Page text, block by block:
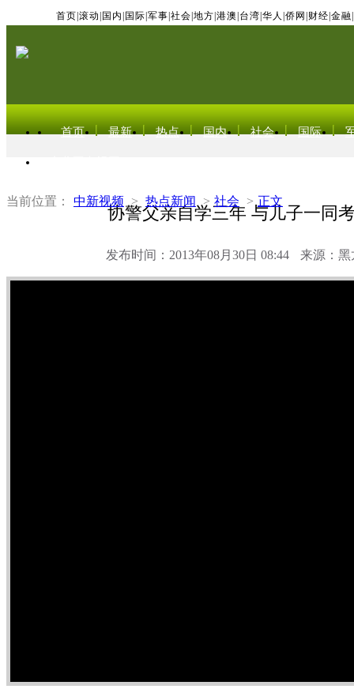
首页 滚动 国内 国际 军事 社会 地方 港澳 台湾 华人 侨网 财经 金融
首页 最新 热点 国内 社会 国际
当前位置： 中新视频 > 热点新闻 > 社会 > 正文
协警父亲自学三年 与儿子一同
发布时间：2013年08月30日 08:44 来源：黑